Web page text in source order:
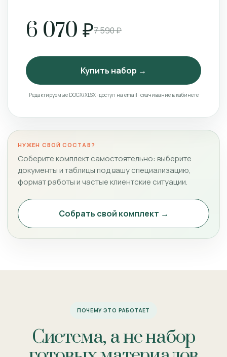
6 070 ₽7 590 ₽
Купить набор →
Редактируемые DOCX/XLSX · доступ на email · скачивание в кабинете
НУЖЕН СВОЙ СОСТАВ?
Соберите комплект самостоятельно: выберите
документы и таблицы под вашу специализацию,
формат работы и частые клиентские ситуации.
Собрать свой комплект →
ПОЧЕМУ ЭТО РАБОТАЕТ
Система, а не набор